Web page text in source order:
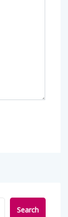
Search